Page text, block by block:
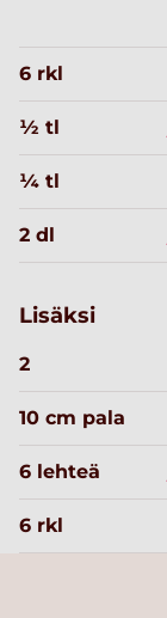
6 rkl
½ tl
¼ tl
2 dl
Lisäksi
2
10 cm pala
6 lehteä
6 rkl